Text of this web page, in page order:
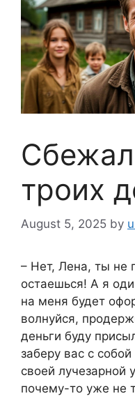
троих
August 5, 2025 by
– Нет, Лена, ты не
остаешься! А я
на меня будет
волнуйся,
деньги буду
заберу вас с
своей лучезарной
почему-то уже не